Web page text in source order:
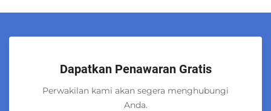
Dapatkan Penawaran Gratis
Perwakilan kami akan segera menghubungi
Anda.